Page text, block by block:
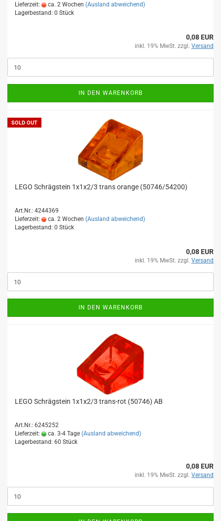
Lieferzeit:
ca. 2 Wochen (Ausland abweichend)
Lagerbestand: 0 Stück
0,08 EUR
inkl. 19% MwSt. zzgl. Versand
IN DEN WARENKORB
SOLD OUT
LEGO Schrägstein 1x1x2/3 trans orange (50746/54200)
Art.Nr.: 4244369
Lieferzeit:
ca. 2 Wochen (Ausland abweichend)
Lagerbestand: 0 Stück
0,08 EUR
inkl. 19% MwSt. zzgl. Versand
IN DEN WARENKORB
LEGO Schrägstein 1x1x2/3 trans-rot (50746) AB
Art.Nr.: 6245252
Lieferzeit:
ca. 3-4 Tage (Ausland abweichend)
Lagerbestand: 60 Stück
0,08 EUR
inkl. 19% MwSt. zzgl. Versand